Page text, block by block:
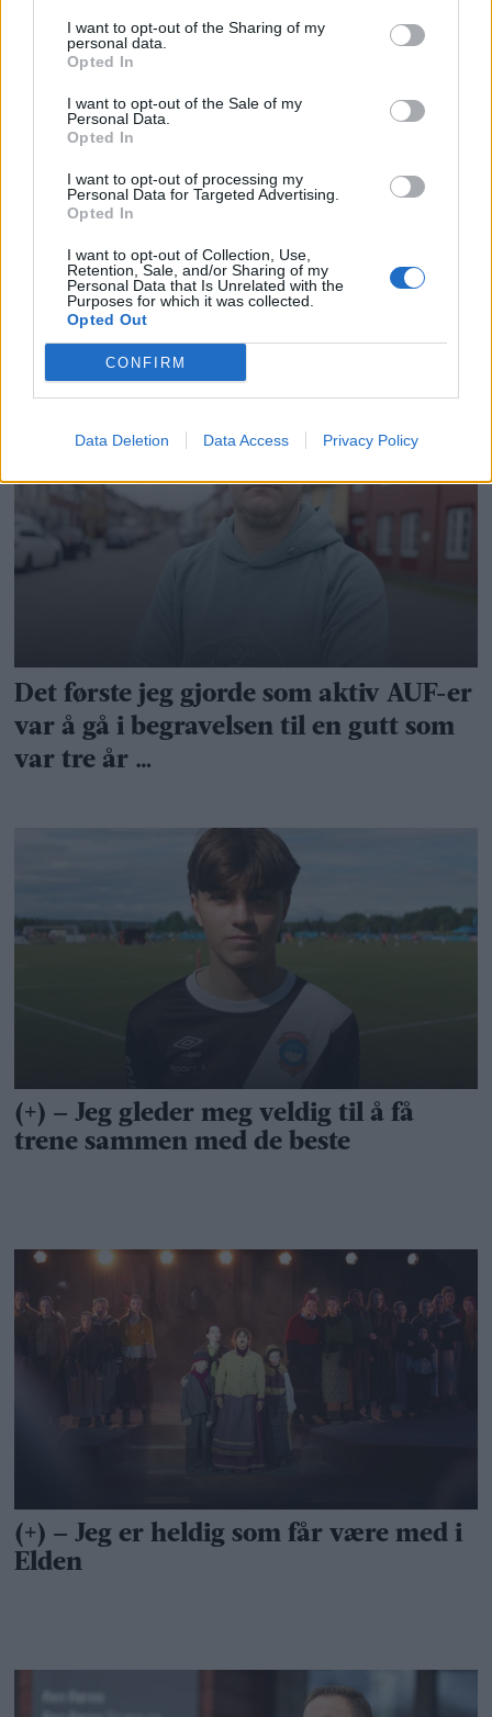
I want to opt-out of the Sharing of my
personal data.
Opted In
I want to opt-out of the Sale of my
Personal Data.
Opted In
I want to opt-out of processing my
Personal Data for Targeted Advertising.
Opted In
I want to opt-out of Collection, Use,
Retention, Sale, and/or Sharing of my
Personal Data that Is Unrelated with the
Purposes for which it was collected.
Opted Out
CONFIRM
Data Deletion Data Access Privacy Policy